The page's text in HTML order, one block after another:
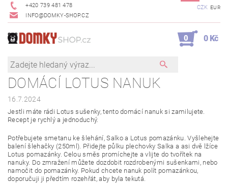
+420 739 481 478
INFO@DOMKY-SHOP.CZ
CZK EUR
0 0 Kč
DOMÁCÍ LOTUS NANUK
16.7.2024
Jestli máte rádi Lotus sušenky, tento domácí nanuk si zamilujete.
Recept je rychlý a jednoduchý.
Potřebujete smetanu ke šlehání, Salko a Lotus pomazánku. Vyšlehejte
balení šlehačky (250ml). Přidejte půlku plechovky Salka a asi dvě lžíce
Lotus pomazánky. Celou směs promíchejte a vlijte do tvořítek na
nanuky. Do zmražení můžete dozdobit rozdrobenými sušenkami, nebo
namočit do pomazánky. Pokud chcete nanuk polít pomazánkou,
doporučuji ji předtím rozehřát, aby byla tekutá.